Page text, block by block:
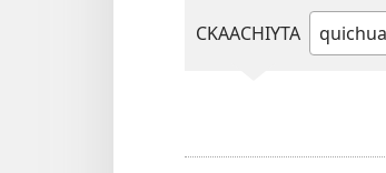
CKAACHIYTA
Escriba
idioma